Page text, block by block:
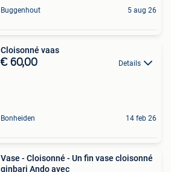
Buggenhout 5 aug 26
Cloisonné vaas
€ 60,00 Details
Bonheiden 14 feb 26
Vase - Cloisonné - Un fin vase cloisonné
ginbari Ando avec